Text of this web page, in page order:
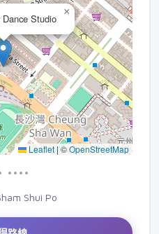
Studio
×
Leaflet|©OpenStreetMap
••••
Shui Po